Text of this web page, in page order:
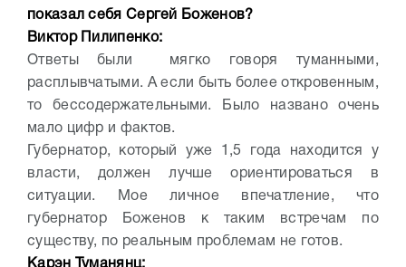
показал себя Сергей Боженов?
Виктор Пилипенко:
Ответы были мягко говоря туманными,
расплывчатыми. А если быть более откровенным,
то бессодержательными. Было названо очень
мало цифр и фактов.
Губернатор, который уже 1,5 года находится у
власти, должен лучше ориентироваться в
ситуации. Мое личное впечатление, что
губернатор Боженов к таким встречам по
существу, по реальным проблемам не готов.
Карэн Туманянц: